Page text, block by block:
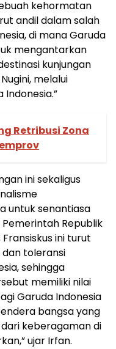
kehormatan
andil dalam salah
di mana Garuda
mengantarkan
kunjungan
melalui
Retribusi Zona
ini sekaligus
untuk senantiasa
Republik
Fransiskus ini turut
toleransi
sehingga
memiliki nilai
Garuda Indonesia
bangsa yang
keberagaman di
ujar Irfan.